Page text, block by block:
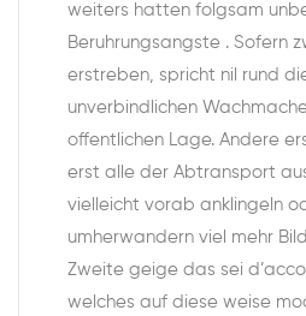
weiters hatten folgsam
Beruhrungsangste . Sofern
erstreben, spricht nil rund
unverbindlichen
offentlichen Lage. Andere
erst alle der Abtransport
vielleicht vorab anklingeln
umherwandern viel mehr
Zweite geige das sei
welches auf diese weise